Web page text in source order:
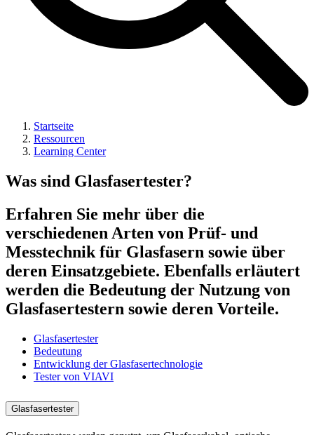
Startseite
Ressourcen
Learning Center
Was sind Glasfasertester?
Erfahren Sie mehr über die
verschiedenen Arten von Prüf- und
Messtechnik für Glasfasern sowie über
deren Einsatzgebiete. Ebenfalls erläutert
werden die Bedeutung der Nutzung von
Glasfasertestern sowie deren Vorteile.
Glasfasertester
Bedeutung
Entwicklung der Glasfasertechnologie
Tester von VIAVI
Glasfasertester